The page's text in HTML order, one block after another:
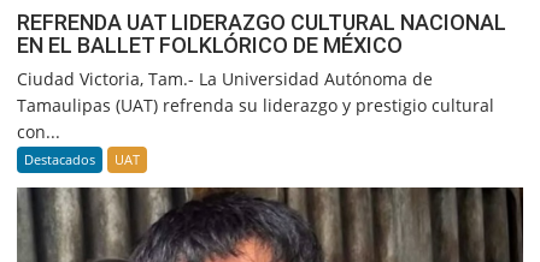
REFRENDA UAT LIDERAZGO CULTURAL NACIONAL
EN EL BALLET FOLKLÓRICO DE MÉXICO
Ciudad Victoria, Tam.- La Universidad Autónoma de
Tamaulipas (UAT) refrenda su liderazgo y prestigio cultural
con...
Destacados UAT